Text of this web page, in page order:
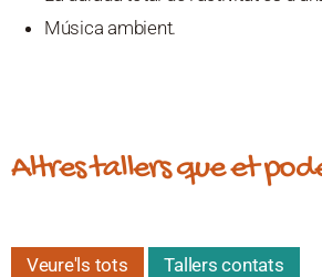
Música ambient.
Altres tallers que et
Veure'ls tots
Tallers contats